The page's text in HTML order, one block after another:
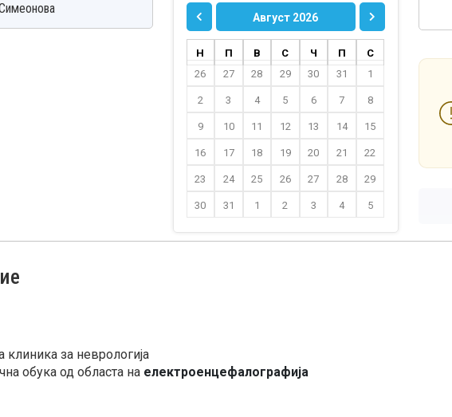
Август 2026
Н П В С Ч П
С
26
27 28 29 30 31 1
2 3 4 5 6 7 8
9 10 11 12 13 14 15
16 17 18 19 20 21 22
23 24 25 26 27 28 29
30 31 1 2 3 4 5
клиника за неврологија
обука од областа на електроенцефалографија